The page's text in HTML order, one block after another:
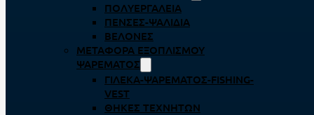
ΠΟΛΥΕΡΓΑΛΕΊΑ
ΠΈΝΣΕΣ-ΨΑΛΊΔΙΑ
ΒΕΛΌΝΕΣ
ΜΕΤΑΦΟΡΆ ΕΞΟΠΛΙΣΜΟΎ
ΨΑΡΈΜΑΤΟΣ
ΓΙΛΈΚΑ-ΨΑΡΈΜΑΤΟΣ-FISHING-
VEST
ΘΉΚΕΣ ΤΕΧΝΗΤΏΝ